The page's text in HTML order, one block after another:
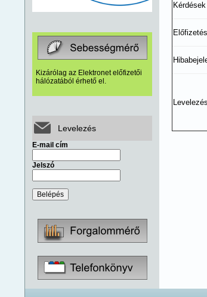
Kizárólag az Elektronet előfizetői
hálózatából érhető el.
Levelezés
E-mail cím
Jelszó
Kérdések